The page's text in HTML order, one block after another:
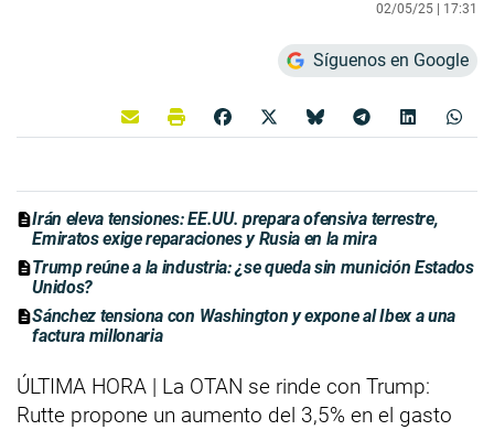
02/05/25 | 17:31
Síguenos en Google
Irán eleva tensiones: EE.UU. prepara ofensiva terrestre,
Emiratos exige reparaciones y Rusia en la mira
Trump reúne a la industria: ¿se queda sin munición Estados
Unidos?
Sánchez tensiona con Washington y expone al Ibex a una
factura millonaria
ÚLTIMA HORA | La OTAN se rinde con Trump:
Rutte propone un aumento del 3,5% en el gasto